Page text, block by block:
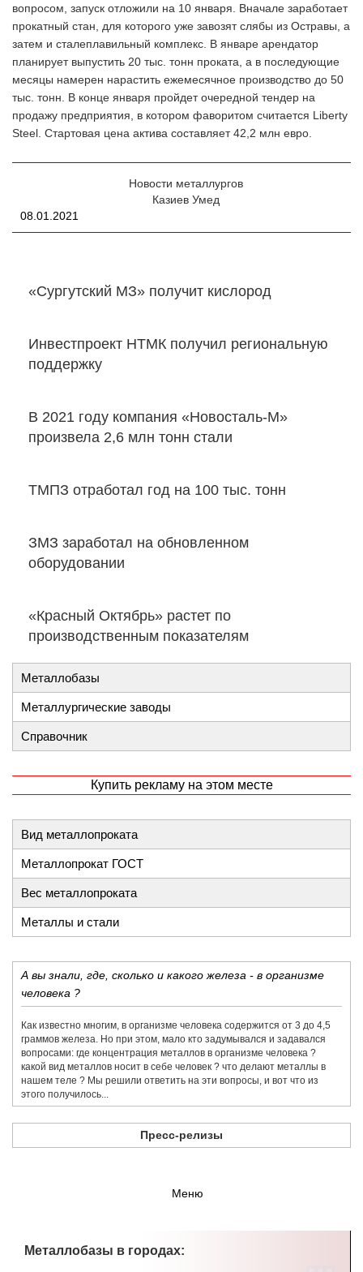
вопросом, запуск отложили на 10 января. Вначале заработает
прокатный стан, для которого уже завозят слябы из Остравы, а
затем и сталеплавильный комплекс. В январе арендатор
планирует выпустить 20 тыс. тонн проката, а в последующие
месяцы намерен нарастить ежемесячное производство до 50
тыс. тонн. В конце января пройдет очередной тендер на
продажу предприятия, в котором фаворитом считается Liberty
Steel. Стартовая цена актива составляет 42,2 млн евро.
Новости металлургов
Казиев Умед
08.01.2021
«Сургутский МЗ» получит кислород
Инвестпроект НТМК получил региональную
поддержку
В 2021 году компания «Новосталь-М»
произвела 2,6 млн тонн стали
ТМПЗ отработал год на 100 тыс. тонн
ЗМЗ заработал на обновленном
оборудовании
«Красный Октябрь» растет по
производственным показателям
Металлобазы
Металлургические заводы
Справочник
Купить рекламу на этом месте
Вид металлопроката
Металлопрокат ГОСТ
Вес металлопроката
Металлы и стали
А вы знали, где, сколько и какого железа - в организме
человека ?
Как известно многим, в организме человека содержится от 3 до 4,5
граммов железа. Но при этом, мало кто задумывался и задавался
вопросами: где концентрация металлов в организме человека ?
какой вид металлов носит в себе человек ? что делают металлы в
нашем теле ? Мы решили ответить на эти вопросы, и вот что из
этого получилось...
Пресс-релизы
Меню
Металлобазы в городах: